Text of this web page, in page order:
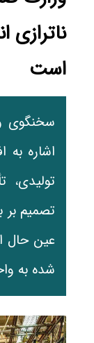
ناترازی
است
سخنگوی
اشاره به
تولیدی،
تصمیم
عین حال
شده به